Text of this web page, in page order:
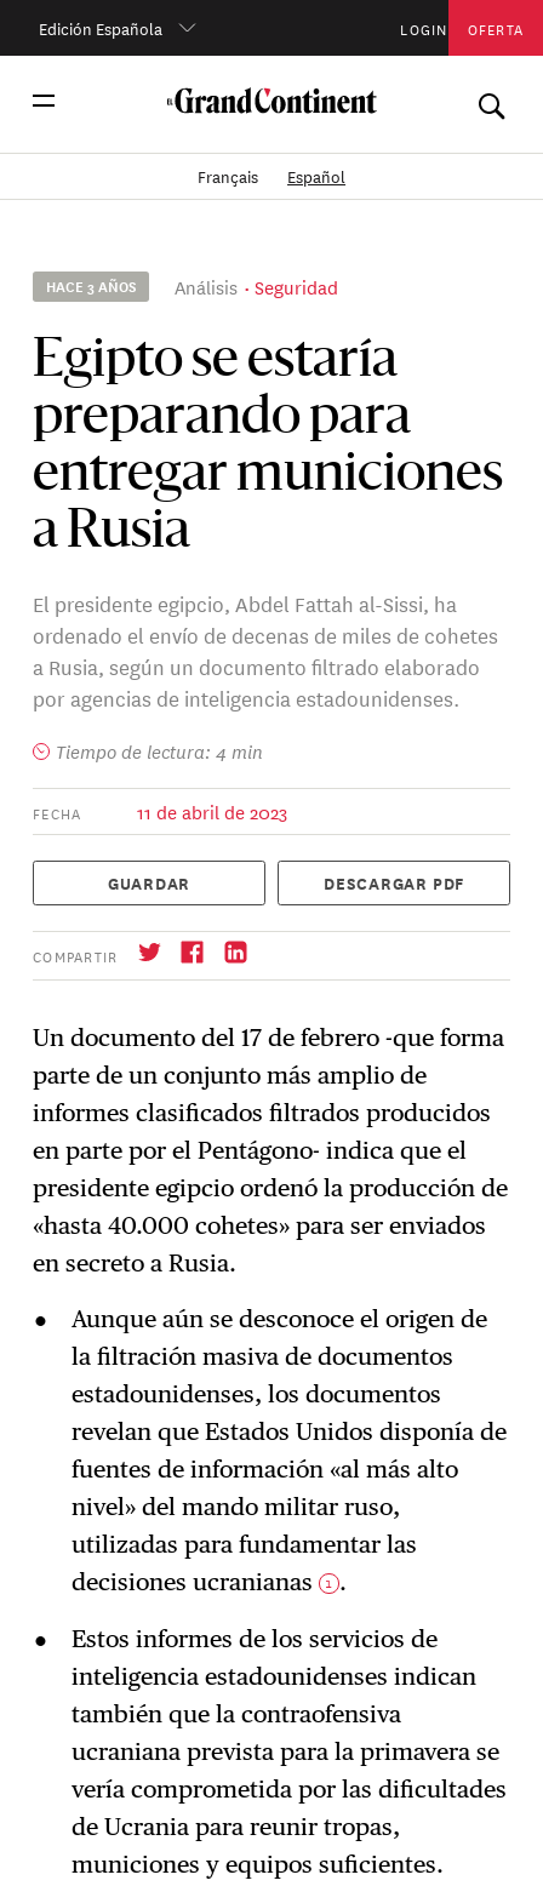
Edición Española LOGIN OFERTA
Français Español
HACE 3 AÑOS Análisis Seguridad
Egipto se estaría
preparando para
entregar municiones
a Rusia
El presidente egipcio, Abdel Fattah al-Sissi, ha
ordenado el envío de decenas de miles de cohetes
a Rusia, según un documento filtrado elaborado
por agencias de inteligencia estadounidenses.
Tiempo de lectura: 4 min
FECHA 11 de abril de 2023
GUARDAR DESCARGAR PDF
COMPARTIR
→ Suscríbase
Un documento del 17 de febrero -que forma
parte de un conjunto más amplio de
informes clasificados filtrados producidos
en parte por el Pentágono- indica que el
presidente egipcio ordenó la producción de
«hasta 40.000 cohetes» para ser enviados
en secreto a Rusia.
Aunque aún se desconoce el origen de
la filtración masiva de documentos
estadounidenses, los documentos
revelan que Estados Unidos disponía de
fuentes de información «al más alto
nivel» del mando militar ruso,
utilizadas para fundamentar las
decisiones ucranianas
1 .
Estos informes de los servicios de
inteligencia estadounidenses indican
también que la contraofensiva
ucraniana prevista para la primavera se
vería comprometida por las dificultades
de Ucrania para reunir tropas,
municiones y equipos suficientes.